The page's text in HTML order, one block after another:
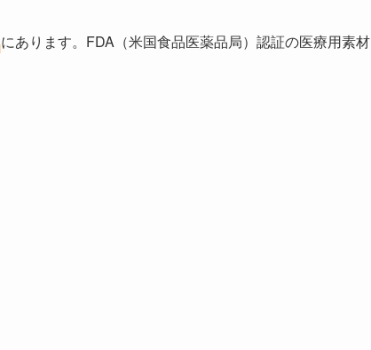
にあります。FDA（米国食品医薬品局）認証の医療用素材